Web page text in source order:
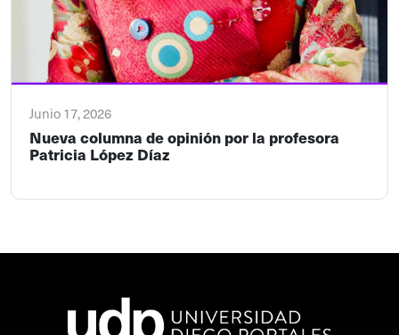
Junio 17, 2026
Nueva columna de opinión por la profesora
Patricia López Díaz